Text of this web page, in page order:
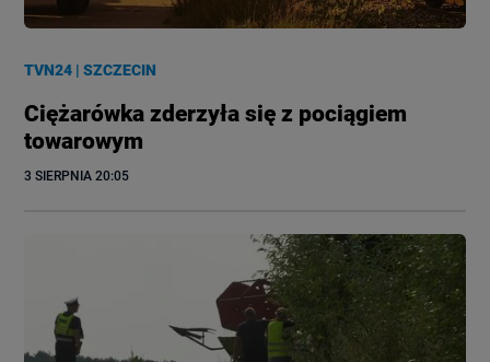
TVN24 |SZCZECIN
Ciężarówka zderzyła się z pociągiem
towarowym
3 SIERPNIA 20:05